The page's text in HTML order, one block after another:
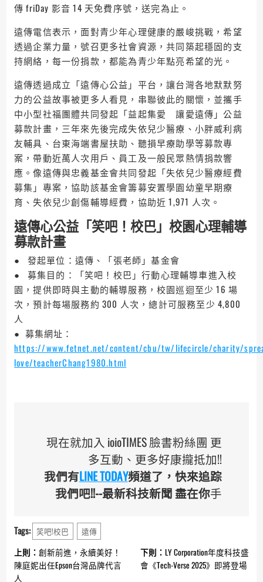
傳 friDay 影音 14 天免費序號，送完為止。
遠傳電信表示，面對青少年心理健康的嚴峻挑戰，希望
透過企業力量，號召更多社會資源，共同築起穩固的支
持網絡，每一份捐款，都能為青少年點亮希望的光。
遠傳透過成立「遠傳心公益」平台，讓台灣各地默默努
力的公益故事被更多人看見，串聯彼此的關懷，並攜手
中小型社福團體共同發起「益起集愛 讓愛遠傳」公益
募款計畫，三年來先後完成失依兒少醫療、小胖威利病
友輔具、台東海端書屋扶助、聽損早療助學等募款專
案，帶動近萬人次用戶、員工及一般民眾熱情捐款響
應。像遠傳與忠義基金會共同發起「失依兒少醫療經費
募集」專案，協助該基金會籌募安置學園幼童早期療
育、失依兒少創傷輔導經費，協助近 1,971 人次。
遠傳心公益「笑吧！校巴」校園心理輔導
募款計畫
● 發起單位：遠傳、「張老師」基金會
● 募集目的：「笑吧！校巴」行動心理輔導車進入校
園，提供即時與主動的輔導服務，校園巡迴至少 16 場
次，預計每場服務約 300 人次，總計可服務至少 4,800
人
● 募集網址：
https://www.fetnet.net/content/cbu/tw/lifecircle/charity/
love/teacherChang1980.html
現在就加入 ioioTIMES 臉書粉絲團 更
多互動、更多好康攏抵加!!
我們有LINE TODAY頻道了，快來追踪
我們吧!!--最新科技新聞 盡在你手
Tags: 笑吧!校巴 遠傳
Continue
Reading
上則： 創新前進，永續美好！
陳庭妮出任Epson台灣品牌代言
人
下則： LY Corporation年度科技盛
會《Tech-Verse 2025》即將登場